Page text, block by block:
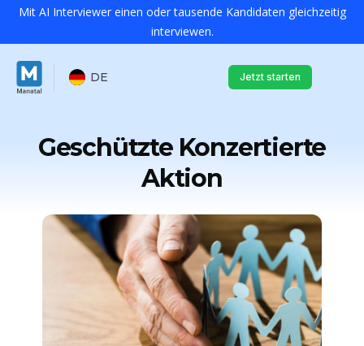
Mit AI Interviewer einen oder tausende Kandidaten gleichzeitig
interviewen.
DE Jetzt starten
Geschützte Konzertierte
Aktion